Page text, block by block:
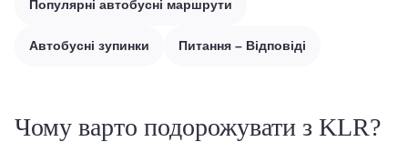
Популярні автобусні маршрути
Автобусні зупинки Питання – Відповіді
Чому варто подорожувати з KLR?